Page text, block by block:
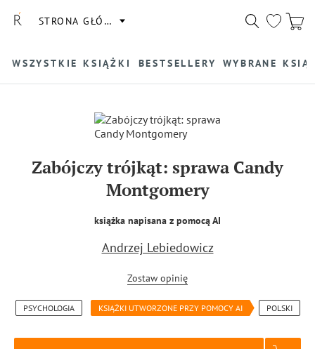
STRONA GŁÓWNA
WSZYSTKIE KSIĄŻKI BESTSELLERY WYBRANE
Zabójczy trójkąt: sprawa Candy
Montgomery
książka napisana z pomocą AI
Andrzej Lebiedowicz
Zostaw opinię
PSYCHOLOGIA KSIĄŻKI UTWORZONE PRZY POMOCY AI POLSKI